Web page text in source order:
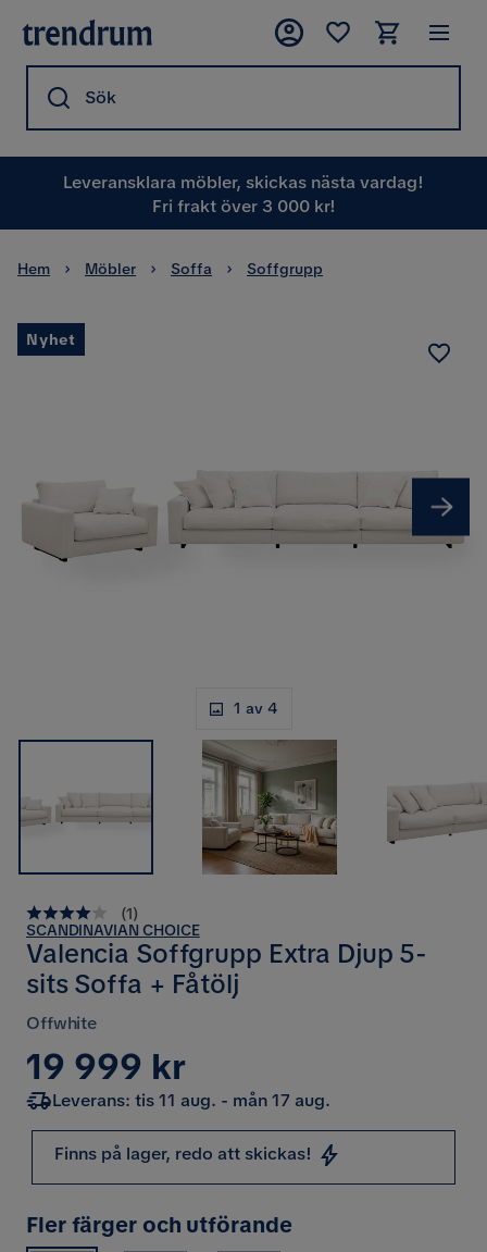
Sök
Leveransklara möbler, skickas nästa vardag!
Fri frakt över 3 000 kr!
Hem Möbler Soffa Soffgrupp
Nyhet
1 av 4
(1)
SCANDINAVIAN CHOICE
Valencia Soffgrupp Extra Djup 5-
sits Soffa + Fåtölj
Offwhite
Pris
19 999 kr
Leverans: tis 11 aug. - mån 17 aug.
Finns på lager, redo att skickas!
Fler färger och utförande